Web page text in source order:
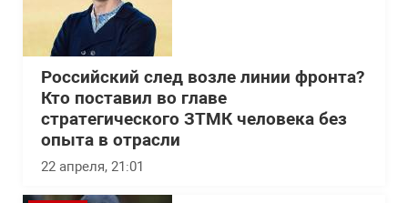
Российский след возле линии фронта?
Кто поставил во главе
стратегического ЗТМК человека без
опыта в отрасли
22 апреля, 21:01